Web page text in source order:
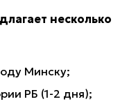
несколько
Минску;
РБ (1-2 дня);